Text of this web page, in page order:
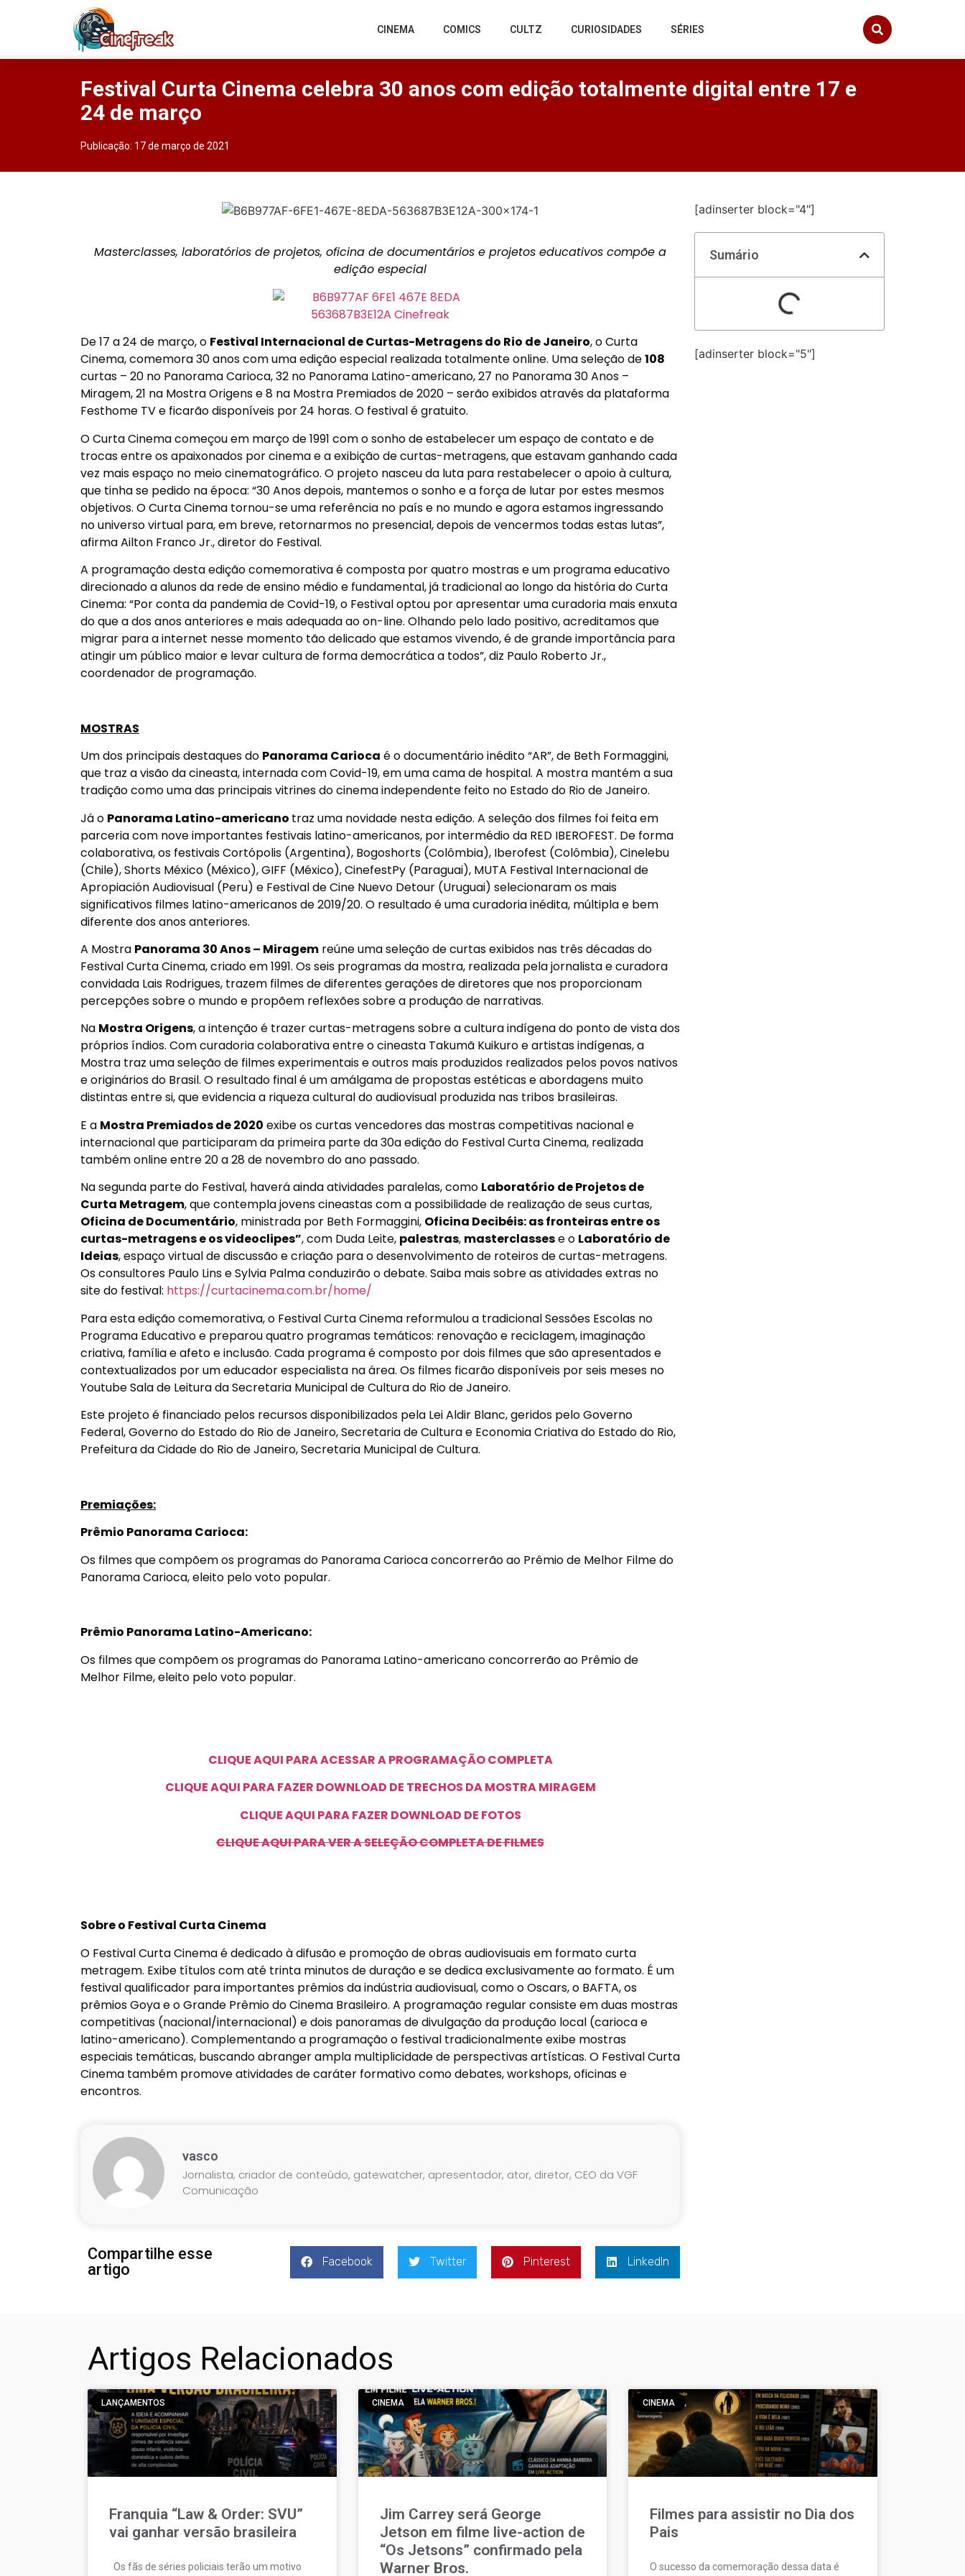
CINEMA COMICS CULTZ CURIOSIDADES SÉRIES
Festival Curta Cinema celebra 30 anos com edição totalmente digital entre 17 e
24 de março
Publicação: 17 de março de 2021
Masterclasses, laboratórios de projetos, oficina de documentários e projetos educativos compõe a
edição especial
De 17 a24 de março, o Festival Internacional de Curtas-Metragens do Rio de Janeiro, o Curta
Cinema, comemora 30 anos com uma edição especial realizada totalmente online. Uma seleção de108
curtas – 20 no Panorama Carioca, 32 no Panorama Latino-americano, 27 no Panorama 30 Anos –
Miragem, 21 na Mostra Origens e 8 na Mostra Premiados de 2020 – serão exibidos através da plataforma
Festhome TV e ficarão disponíveis por 24 horas. O festival é gratuito.
O Curta Cinema começou em março de 1991 com o sonho de estabelecer um espaço de contato e de
trocas entre os apaixonados por cinema e a exibição de curtas-metragens, que estavam ganhando cada
vez mais espaço no meio cinematográfico. O projeto nasceu da luta para restabelecer o apoio à cultura,
que tinha se pedido na época: “30 Anos depois, mantemos o sonho e a força de lutar por estes mesmos
objetivos. O Curta Cinema tornou-se uma referência no país e no mundo e agora estamos ingressando
no universo virtual para, em breve, retornarmos no presencial, depois de vencermos todas estas lutas”,
afirma Ailton Franco Jr., diretor do Festival.
A programação desta edição comemorativa é composta por quatro mostras e um programa educativo
direcionado a alunos da rede de ensino médio e fundamental, já tradicional ao longo da história do Curta
Cinema: “Por conta da pandemia de Covid-19, o Festival optou por apresentar uma curadoria mais enxuta
do que a dos anos anteriores e mais adequada ao on-line. Olhando pelo lado positivo, acreditamos que
migrar para a internet nesse momento tão delicado que estamos vivendo, é de grande importância para
atingir um público maior e levar cultura de forma democrática a todos”, diz Paulo Roberto Jr.,
coordenador de programação.
MOSTRAS
Um dos principais destaques do Panorama Carioca é o documentário inédito “AR”, de Beth Formaggini,
que traz a visão da cineasta, internada com Covid-19, em uma cama de hospital. A mostra mantém a sua
tradição como uma das principais vitrines do cinema independente feito no Estado do Rio de Janeiro.
Já o Panorama Latino-americano traz uma novidade nesta edição. A seleção dos filmes foi feita em
parceria com nove importantes festivais latino-americanos, por intermédio da RED IBEROFEST. De forma
colaborativa, os festivais Cortópolis (Argentina), Bogoshorts (Colômbia), Iberofest (Colômbia), Cinelebu
(Chile), Shorts México (México), GIFF (México), CinefestPy (Paraguai), MUTA Festival Internacional de
Apropiación Audiovisual (Peru) e Festival de Cine Nuevo Detour (Uruguai) selecionaram os mais
significativos filmes latino-americanos de 2019/20. O resultado é uma curadoria inédita, múltipla e bem
diferente dos anos anteriores.
A Mostra Panorama 30 Anos – Miragem reúne uma seleção de curtas exibidos nas três décadas do
Festival Curta Cinema, criado em 1991. Os seis programas da mostra, realizada pela jornalista e curadora
convidada Lais Rodrigues, trazem filmes de diferentes gerações de diretores que nos proporcionam
percepções sobre o mundo e propõem reflexões sobre a produção de narrativas.
Na Mostra Origens, a intenção é trazer curtas-metragens sobre a cultura indígena do ponto de vista dos
próprios índios. Com curadoria colaborativa entre o cineasta Takumã Kuikuro e artistas indígenas, a
Mostra traz uma seleção de filmes experimentais e outros mais produzidos realizados pelos povos nativos
e originários do Brasil. O resultado final é um amálgama de propostas estéticas e abordagens muito
distintas entre si, que evidencia a riqueza cultural do audiovisual produzida nas tribos brasileiras.
E a Mostra Premiados de 2020 exibe os curtas vencedores das mostras competitivas nacional e
internacional que participaram da primeira parte da 30a edição do Festival Curta Cinema, realizada
também online entre 20 a28 de novembrodo ano passado.
Na segunda parte do Festival, haverá ainda atividades paralelas, como Laboratório de Projetos de
Curta Metragem, que contempla jovens cineastas com a possibilidade de realização de seus curtas,
Oficina de Documentário, ministrada por Beth Formaggini, Oficina Decibéis: as fronteiras entre os
curtas-metragens e os videoclipes”, com Duda Leite, palestras, masterclassese o Laboratório de
Ideias, espaço virtual de discussão e criação para o desenvolvimento de roteiros de curtas-metragens.
Os consultores Paulo Lins e Sylvia Palma conduzirão o debate. Saiba mais sobre as atividades extras no
site do festival: https://curtacinema.com.br/home/
Para esta edição comemorativa, o Festival Curta Cinema reformulou a tradicional Sessões Escolas no
Programa Educativo e preparou quatro programas temáticos: renovação e reciclagem, imaginação
criativa, família e afeto e inclusão. Cada programa é composto por dois filmes que são apresentados e
contextualizados por um educador especialista na área. Os filmes ficarão disponíveis por seis meses no
Youtube Sala de Leitura da Secretaria Municipal de Cultura do Rio de Janeiro.
Este projeto é financiado pelos recursos disponibilizados pela Lei Aldir Blanc, geridos pelo Governo
Federal, Governo do Estado do Rio de Janeiro, Secretaria de Cultura e Economia Criativa do Estado do Rio,
Prefeitura da Cidade do Rio de Janeiro, Secretaria Municipal de Cultura.
Premiações:
Prêmio Panorama Carioca:
Os filmes que compõem os programas do Panorama Carioca concorrerão ao Prêmio de Melhor Filme do
Panorama Carioca, eleito pelo voto popular.
Prêmio Panorama Latino-Americano:
Os filmes que compõem os programas do Panorama Latino-americano concorrerão ao Prêmio de
Melhor Filme, eleito pelo voto popular.
CLIQUE AQUI PARA ACESSAR A PROGRAMAÇÃO COMPLETA
CLIQUE AQUI PARA FAZER DOWNLOAD DE TRECHOS DA MOSTRA MIRAGEM
CLIQUE AQUI PARA FAZER DOWNLOAD DE FOTOS
CLIQUE AQUI PARA VER A SELEÇÃO COMPLETA DE FILMES
Sobre o Festival Curta Cinema
O Festival Curta Cinema é dedicado à difusão e promoção de obras audiovisuais em formato curta
metragem. Exibe títulos com até trinta minutos de duração e se dedica exclusivamente ao formato. É um
festival qualificador para importantes prêmios da indústria audiovisual, como o Oscars, o BAFTA, os
prêmios Goya e o Grande Prêmio do Cinema Brasileiro. A programação regular consiste em duas mostras
competitivas (nacional/internacional) e dois panoramas de divulgação da produção local (carioca e
latino-americano). Complementando a programação o festival tradicionalmente exibe mostras
especiais temáticas, buscando abranger ampla multiplicidade de perspectivas artísticas. O Festival Curta
Cinema também promove atividades de caráter formativo como debates, workshops, oficinas e
encontros.
vasco
Jornalista, criador de conteúdo, gatewatcher, apresentador, ator, diretor, CEO da VGF
Comunicação
Compartilhe esse
artigo
Facebook Twitter Pinterest LinkedIn
[adinserter block="4"]
Sumário
[adinserter block="5"]
Artigos Relacionados
LANÇAMENTOS
Franquia “Law & Order: SVU”
vai ganhar versão brasileira
Os fãs de séries policiais terão um motivo
CINEMA
Jim Carrey será George
Jetson em filme live-action de
“Os Jetsons” confirmado pela
Warner Bros.
CINEMA
Filmes para assistir no Dia dos
Pais
O sucesso da comemoração dessa data é